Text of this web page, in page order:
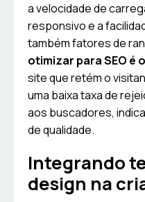
a velocidade de
responsivo e a
também fatores de
otimizar para SEO é
site que retém o
uma baixa taxa de
aos buscadores,
de qualidade.
Integrando
design na